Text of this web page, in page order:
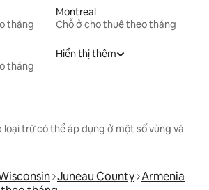
tháng
Montreal
Chỗ ở cho thuê theo tháng
tháng
Hiển thị thêm
trừ có thể áp dụng ở một số vùng và
Juneau County Armenia